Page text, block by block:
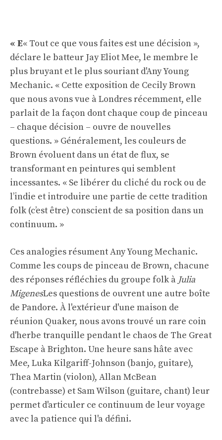
« E« Tout ce que vous faites est une décision »,
déclare le batteur Jay Eliot Mee, le membre le
plus bruyant et le plus souriant d'Any Young
Mechanic. « Cette exposition de Cecily Brown
que nous avons vue à Londres récemment, elle
parlait de la façon dont chaque coup de pinceau
– chaque décision – ouvre de nouvelles
questions. » Généralement, les couleurs de
Brown évoluent dans un état de flux, se
transformant en peintures qui semblent
incessantes. « Se libérer du cliché du rock ou de
l’indie et introduire une partie de cette tradition
folk (c’est être) conscient de sa position dans un
continuum. »
Ces analogies résument Any Young Mechanic.
Comme les coups de pinceau de Brown, chacune
des réponses réfléchies du groupe folk à Julia
MigenesLes questions de ouvrent une autre boîte
de Pandore. À l'extérieur d'une maison de
réunion Quaker, nous avons trouvé un rare coin
d'herbe tranquille pendant le chaos de The Great
Escape à Brighton. Une heure sans hâte avec
Mee, Luka Kilgariff-Johnson (banjo, guitare),
Thea Martin (violon), Allan McBean
(contrebasse) et Sam Wilson (guitare, chant) leur
permet d'articuler ce continuum de leur voyage
avec la patience qui l'a défini.